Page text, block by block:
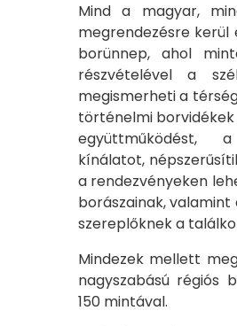
Mind a magyar,
megrendezésre kerül
borünnep, ahol
részvételével a
megismerheti a
történelmi
együttműködést,
kínálatot,
a rendezvényeken
borászainak,
szereplőknek a
Mindezek mellett
nagyszabású régiós
150 mintával.